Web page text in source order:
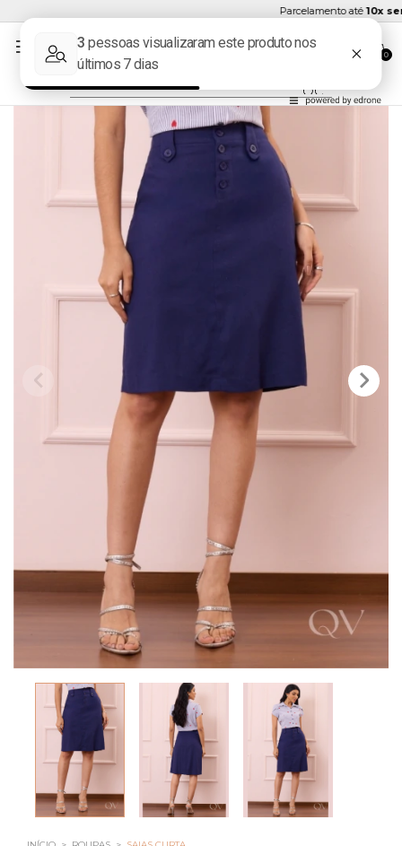
Parcelamento até10x sem
0